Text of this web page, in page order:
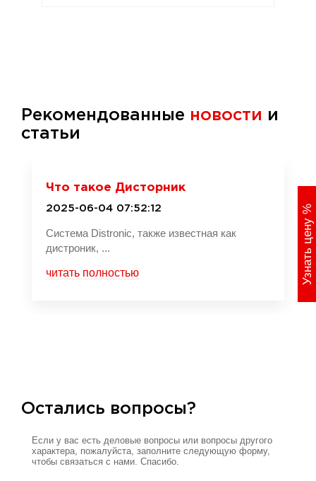
Узнать цену
%
Рекомендованные новости и
статьи
Что такое Дисторник
2025-06-04 07:52:12
Система Distronic, также известная как
дистроник, ...
читать полностью
Остались вопросы?
Если у вас есть деловые вопросы или вопросы другого
характера, пожалуйста, заполните следующую форму,
чтобы связаться с нами. Спасибо.